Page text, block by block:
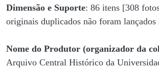
Dimensão e Suporte: 86 itens [308
originais duplicados não foram lançados
Nome do Produtor (organizador da
Arquivo Central Histórico da